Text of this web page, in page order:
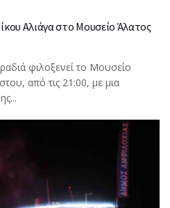
Αλιάγα στο Μουσείο Άλατος
φιλοξενεί το Μουσείο
από τις 21:00, με μια